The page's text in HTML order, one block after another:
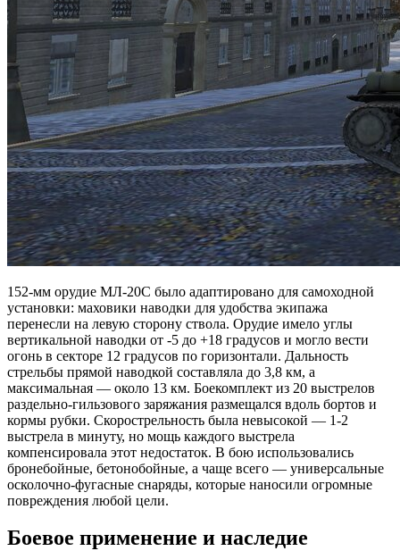
152-мм орудие МЛ-20С было адаптировано для самоходной
установки: маховики наводки для удобства экипажа
перенесли на левую сторону ствола. Орудие имело углы
вертикальной наводки от -5 до +18 градусов и могло вести
огонь в секторе 12 градусов по горизонтали. Дальность
стрельбы прямой наводкой составляла до 3,8 км, а
максимальная — около 13 км. Боекомплект из 20 выстрелов
раздельно-гильзового заряжания размещался вдоль бортов и
кормы рубки. Скорострельность была невысокой — 1-2
выстрела в минуту, но мощь каждого выстрела
компенсировала этот недостаток. В бою использовались
бронебойные, бетонобойные, а чаще всего — универсальные
осколочно-фугасные снаряды, которые наносили огромные
повреждения любой цели.
Боевое применение и наследие